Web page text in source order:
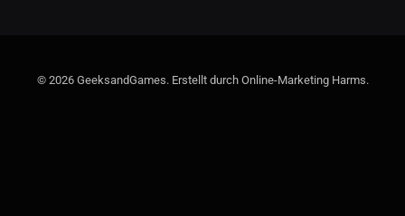
© 2026 GeeksandGames. Erstellt durch Online-Marketing Harms.